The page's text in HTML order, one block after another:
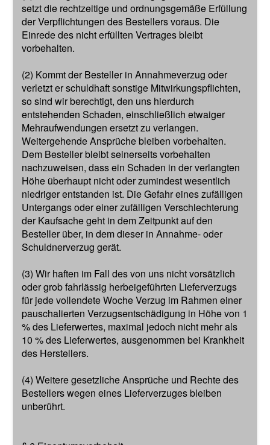
setzt die rechtzeitige und ordnungsgemäße Erfüllung
der Verpflichtungen des Bestellers voraus. Die
Einrede des nicht erfüllten Vertrages bleibt
vorbehalten.
(2) Kommt der Besteller in Annahmeverzug oder
verletzt er schuldhaft sonstige Mitwirkungspflichten,
so sind wir berechtigt, den uns hierdurch
entstehenden Schaden, einschließlich etwaiger
Mehraufwendungen ersetzt zu verlangen.
Weitergehende Ansprüche bleiben vorbehalten.
Dem Besteller bleibt seinerseits vorbehalten
nachzuweisen, dass ein Schaden in der verlangten
Höhe überhaupt nicht oder zumindest wesentlich
niedriger entstanden ist. Die Gefahr eines zufälligen
Untergangs oder einer zufälligen Verschlechterung
der Kaufsache geht in dem Zeitpunkt auf den
Besteller über, in dem dieser in Annahme- oder
Schuldnerverzug gerät.
(3) Wir haften im Fall des von uns nicht vorsätzlich
oder grob fahrlässig herbeigeführten Lieferverzugs
für jede vollendete Woche Verzug im Rahmen einer
pauschalierten Verzugsentschädigung in Höhe von 1
% des Lieferwertes, maximal jedoch nicht mehr als
10 % des Lieferwertes, ausgenommen bei Krankheit
des Herstellers.
(4) Weitere gesetzliche Ansprüche und Rechte des
Bestellers wegen eines Lieferverzuges bleiben
unberührt.